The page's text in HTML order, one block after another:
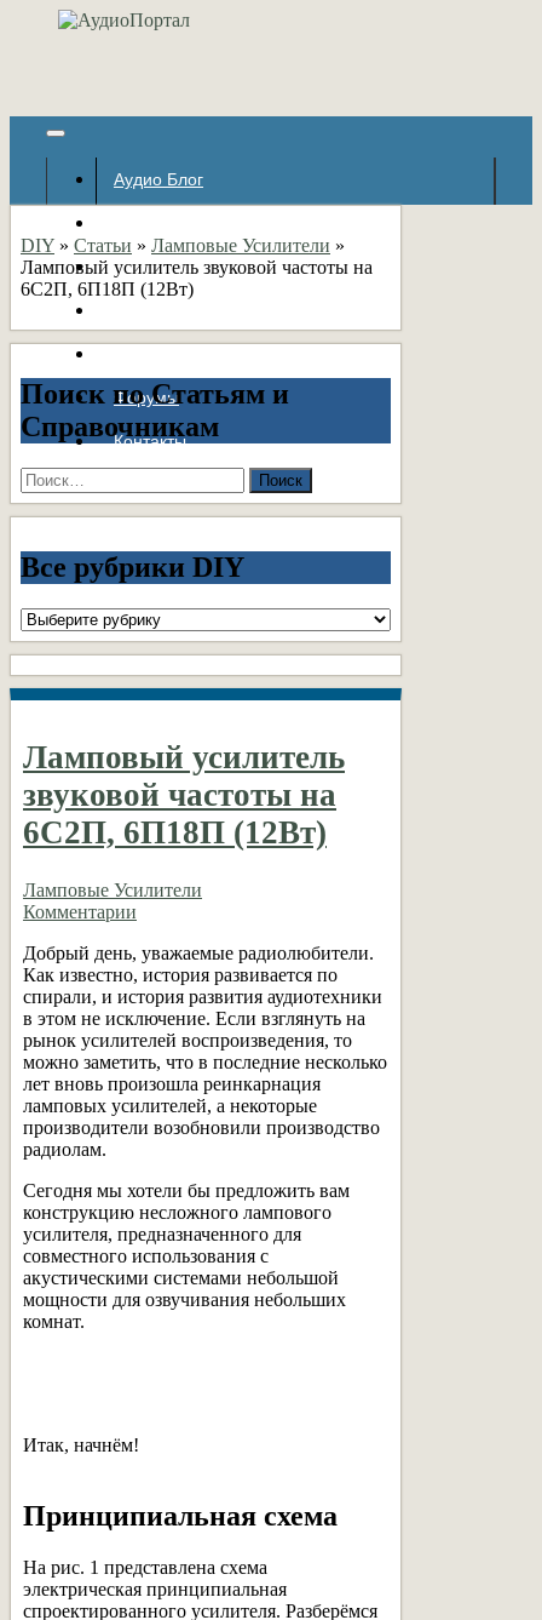
Аудио Блог
Авторские страницы
Форумы
Контакты
DIY » Статьи » Ламповые Усилители »
Ламповый усилитель звуковой частоты на
6С2П, 6П18П (12Вт)
Поиск по Статьям и
Справочникам
Найти:
Все рубрики DIY
Все
рубрики
DIY
Ламповый усилитель
звуковой частоты на
6С2П, 6П18П (12Вт)
Ламповые Усилители
Комментарии
Добрый день, уважаемые радиолюбители.
Как известно, история развивается по
спирали, и история развития аудиотехники
в этом не исключение. Если взглянуть на
рынок усилителей воспроизведения, то
можно заметить, что в последние несколько
лет вновь произошла реинкарнация
ламповых усилителей, а некоторые
производители возобновили производство
радиолам.
Сегодня мы хотели бы предложить вам
конструкцию несложного лампового
усилителя, предназначенного для
совместного использования с
акустическими системами небольшой
мощности для озвучивания небольших
комнат.
Итак, начнём!
Принципиальная схема
На рис. 1 представлена схема
электрическая принципиальная
спроектированного усилителя. Разберёмся